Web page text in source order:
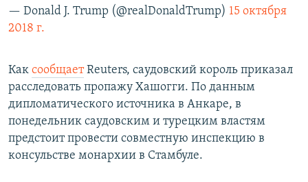
— Donald J. Trump (@realDonaldTrump) 15 октября
2018 г.
Как сообщаетReuters, саудовский король приказал
расследовать пропажу Хашогги. По данным
дипломатического источника в Анкаре, в
понедельник саудовским и турецким властям
предстоит провести совместную инспекцию в
консульстве монархии в Стамбуле.